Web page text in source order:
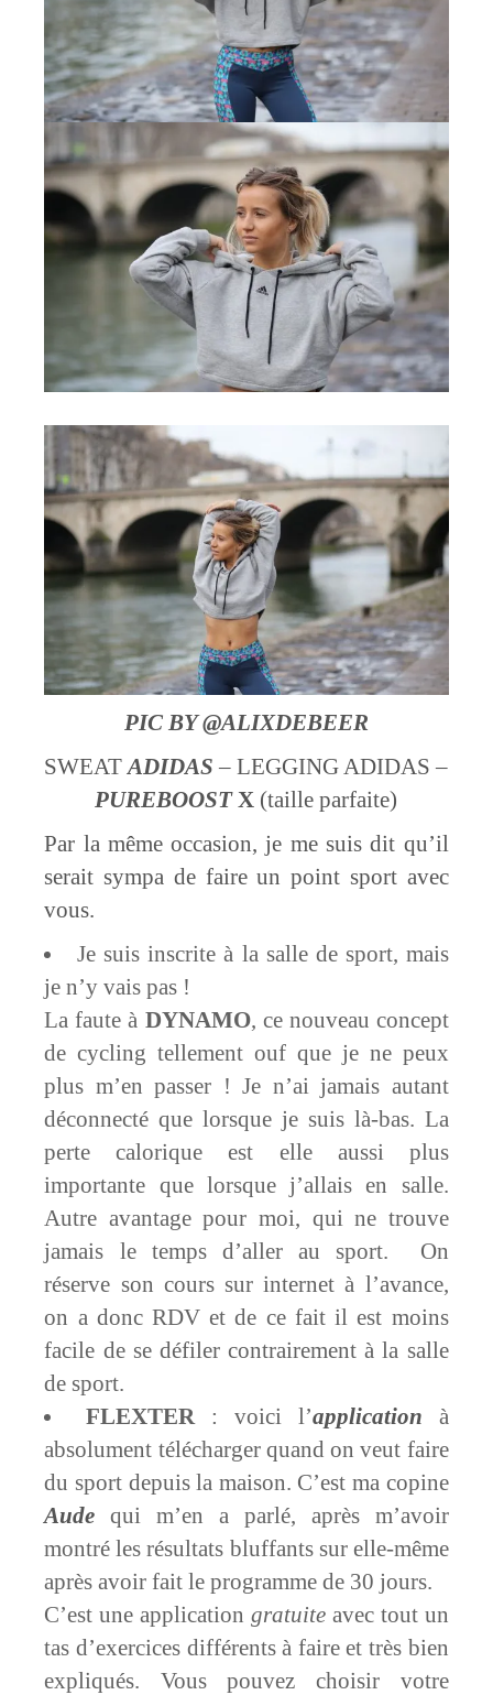
PIC BY @ALIXDEBEER
SWEATADIDAS – LEGGING ADIDAS –
PUREBOOST X (taille parfaite)
Par la même occasion, je me suis dit qu’il
serait sympa de faire un point sport avec
vous.
Je suis inscrite à la salle de sport, mais
je n’y vais pas !
La faute à DYNAMO, ce nouveau concept
de cycling tellement ouf que je ne peux
plus m’en passer ! Je n’ai jamais autant
déconnecté que lorsque je suis là-bas. La
perte calorique est elle aussi plus
importante que lorsque j’allais en salle.
Autre avantage pour moi, qui ne trouve
jamais le temps d’aller au sport. On
réserve son cours sur internet à l’avance,
on a donc RDV et de ce fait il est moins
facile de se défiler contrairement à la salle
de sport.
FLEXTER : voici l’application à
absolument télécharger quand on veut faire
du sport depuis la maison. C’est ma copine
Aude qui m’en a parlé, après m’avoir
montré les résultats bluffants sur elle-même
après avoir fait le programme de 30 jours.
C’est une application gratuite avec tout un
tas d’exercices différents à faire et très bien
expliqués. Vous pouvez choisir votre